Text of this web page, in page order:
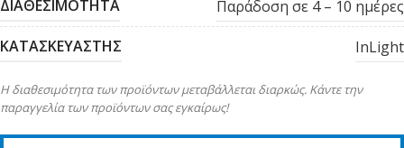
ΔΙΑΘΕΣΙΜΟΤΗΤΑ Παράδοση σε 4 – 10 ημέρες
ΚΑΤΑΣΚΕΥΑΣΤΗΣ InLight
Η διαθεσιμότητα των προϊόντων μεταβάλλεται διαρκώς. Κάντε την
παραγγελία των προϊόντων σας εγκαίρως!